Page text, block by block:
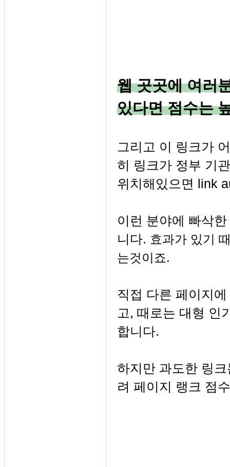
웹 곳곳에 여러
있다면 점수는
그리고 이 링크가
히 링크가 정부 기
위치해있으면 link
이런 분야에 빠삭
니다. 효과가 있기
는것이죠.
직접 다른 페이지
고, 때로는 대형 인
합니다.
하지만 과도한 링
려 페이지 랭크 점